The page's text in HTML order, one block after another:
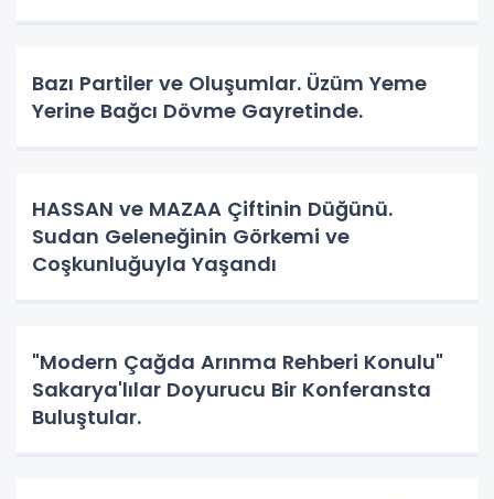
Bazı Partiler ve Oluşumlar. Üzüm Yeme
Yerine Bağcı Dövme Gayretinde.
HASSAN ve MAZAA Çiftinin Düğünü.
Sudan Geleneğinin Görkemi ve
Coşkunluğuyla Yaşandı
"Modern Çağda Arınma Rehberi Konulu"
Sakarya'lılar Doyurucu Bir Konferansta
Buluştular.